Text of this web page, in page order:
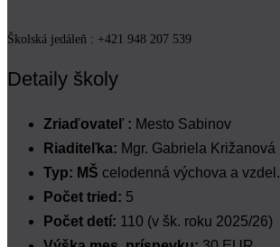
Školská jedáleň : +421 948 207 539
Detaily školy
Zriaďovateľ : Mesto Sabinov
Riaditeľka: Mgr. Gabriela Križanová
Typ: MŠ celodenná výchova a vzdel.
Počet tried: 5
Počet detí: 110 (v šk. roku 2025/26)